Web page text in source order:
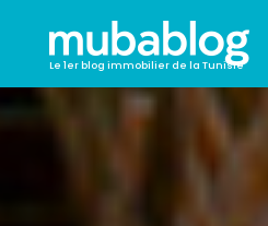
Le 1er blog immobilier de la Tunisie